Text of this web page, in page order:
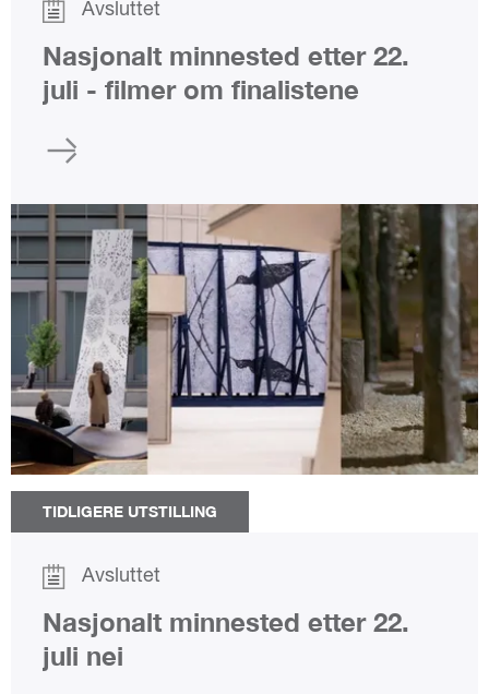
Avsluttet
Nasjonalt minnested etter 22.
juli - filmer om finalistene
TIDLIGERE UTSTILLING
Avsluttet
Nasjonalt minnested etter 22.
juli nei